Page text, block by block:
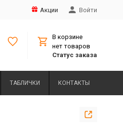
Акции Войти
В корзине
нет товаров
Статус заказа
ТАБЛИЧКИ КОНТАКТЫ